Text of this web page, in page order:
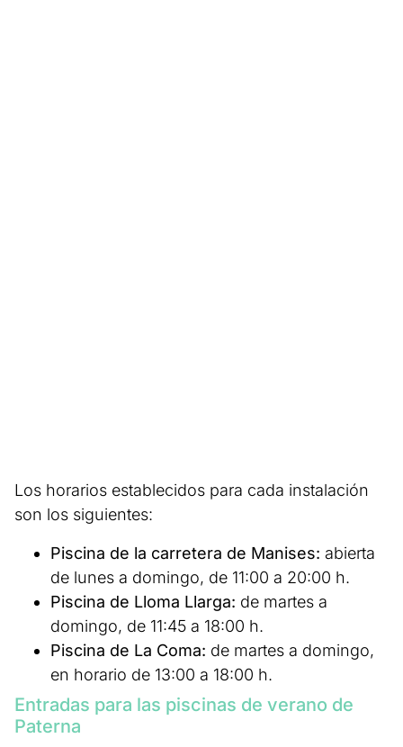
Los horarios establecidos para cada instalación
son los siguientes:
Piscina de la carretera de Manises: abierta
de lunes a domingo, de 11:00 a 20:00 h.
Piscina de Lloma Llarga: de martes a
domingo, de 11:45 a 18:00 h.
Piscina de La Coma: de martes a domingo,
en horario de 13:00 a 18:00 h.
Entradas para las piscinas de verano de
Paterna